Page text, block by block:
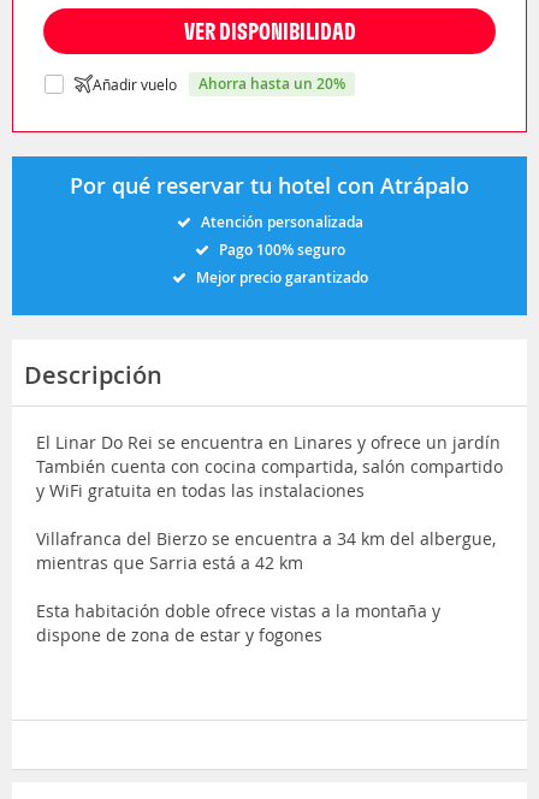
VER DISPONIBILIDAD
Añadir vuelo ahorra hasta un 20%
Por qué reservar tu hotel con Atrápalo
Atención personalizada
Pago 100% seguro
Mejor precio garantizado
Descripción
El Linar Do Rei se encuentra en Linares y ofrece un jardín
También cuenta con cocina compartida, salón compartido
y WiFi gratuita en todas las instalaciones
Villafranca del Bierzo se encuentra a 34 km del albergue,
mientras que Sarria está a 42 km
Esta habitación doble ofrece vistas a la montaña y
dispone de zona de estar y fogones